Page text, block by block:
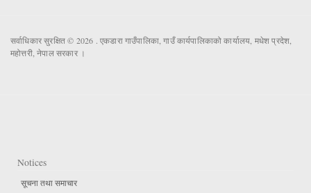
सर्वाधिकार सुरक्षित © 2026 . एकडारा गाउँपालिका, गाउँ कार्यपालिकाको कार्यालय, मधेश प्रदेश,
महोत्तरी, नेपाल सरकार ।
Notices
सूचना तथा समाचार